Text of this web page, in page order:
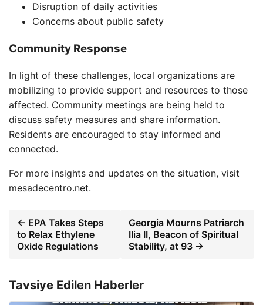
Disruption of daily activities
Concerns about public safety
Community Response
In light of these challenges, local organizations are
mobilizing to provide support and resources to those
affected. Community meetings are being held to
discuss safety measures and share information.
Residents are encouraged to stay informed and
connected.
For more insights and updates on the situation, visit
mesadecentro.net.
← EPA Takes Steps
to Relax Ethylene
Oxide Regulations
Georgia Mourns Patriarch
Ilia II, Beacon of Spiritual
Stability, at 93 →
Tavsiye Edilen Haberler